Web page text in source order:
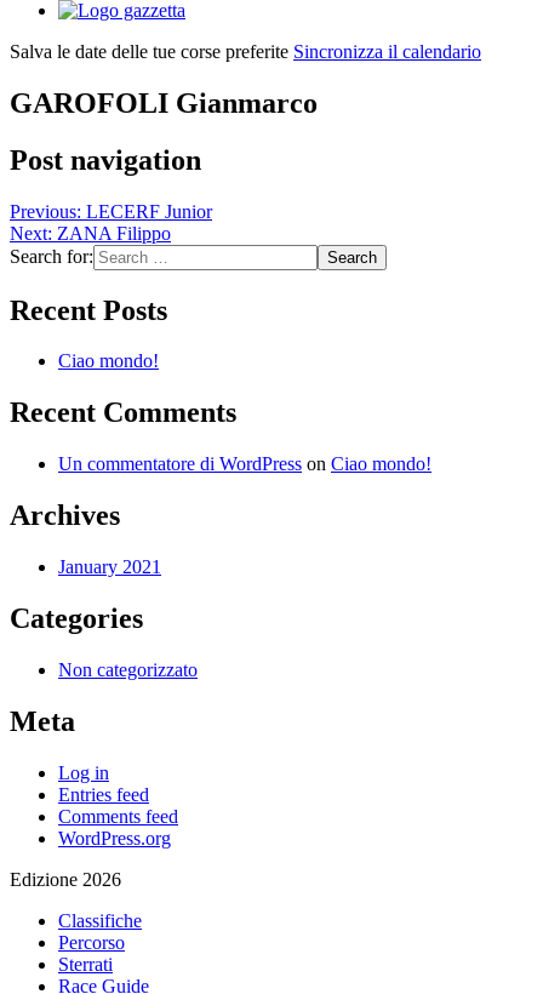
Salva le date delle tue corse preferite Sincronizza il calendario
GAROFOLI Gianmarco
Post navigation
Previous: LECERF Junior
Next: ZANA Filippo
Search for:
Recent Posts
Ciao mondo!
Recent Comments
Un commentatore di WordPress on Ciao mondo!
Archives
January 2021
Categories
Non categorizzato
Meta
Log in
Entries feed
Comments feed
WordPress.org
Edizione 2026
Classifiche
Percorso
Sterrati
Race Guide